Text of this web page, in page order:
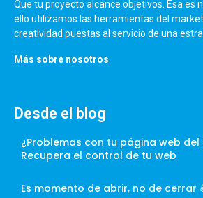
Que tu proyecto alcance objetivos. Esa es
ello utilizamos las herramientas del
creatividad puestas al servicio de una
Más sobre nosotros
Desde el blog
¿Problemas con tu página web del
Recupera el control de tu web
Es momento de abrir, no de cerrar